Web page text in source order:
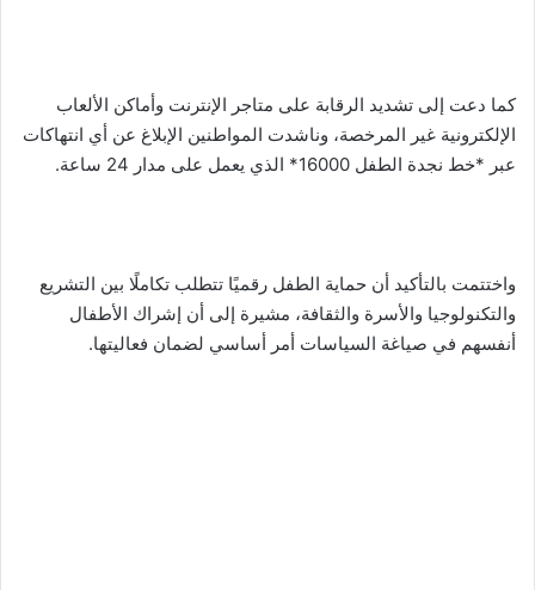
كما دعت إلى تشديد الرقابة على متاجر الإنترنت وأماكن الألعاب
الإلكترونية غير المرخصة، وناشدت المواطنين الإبلاغ عن أي انتهاكات
عبر *خط نجدة الطفل 16000* الذي يعمل على مدار 24 ساعة.
واختتمت بالتأكيد أن حماية الطفل رقميًا تتطلب تكاملًا بين التشريع
والتكنولوجيا والأسرة والثقافة، مشيرة إلى أن إشراك الأطفال
أنفسهم في صياغة السياسات أمر أساسي لضمان فعاليتها.